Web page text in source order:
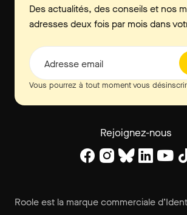
Des actualités, des conseils et nos
adresses deux fois par mois dans
Adresse email
Vous pourrez à tout moment vous
Rejoignez-nous
Roole est la marque commerciale